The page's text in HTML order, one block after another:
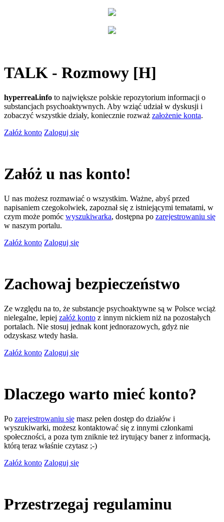
TALK - Rozmowy [H]
hyperreal.info to największe polskie repozytorium informacji o
substancjach psychoaktywnych. Aby wziąć udział w dyskusji i
zobaczyć wszystkie działy, koniecznie rozważ założenie konta.
Załóż konto Zaloguj się
Załóż u nas konto!
U nas możesz rozmawiać o wszystkim. Ważne, abyś przed
napisaniem czegokolwiek, zapoznał się z istniejącymi tematami, w
czym może pomóc wyszukiwarka, dostępna po zarejestrowaniu się
w naszym portalu.
Załóż konto Zaloguj się
Zachowaj bezpieczeństwo
Ze względu na to, że substancje psychoaktywne są w Polsce wciąż
nielegalne, lepiej załóż konto z innym nickiem niż na pozostałych
portalach. Nie stosuj jednak kont jednorazowych, gdyż nie
odzyskasz wtedy hasła.
Załóż konto Zaloguj się
Dlaczego warto mieć konto?
Po zarejestrowaniu się masz pełen dostęp do działów i
wyszukiwarki, możesz kontaktować się z innymi członkami
społeczności, a poza tym zniknie też irytujący baner z informacją,
którą teraz właśnie czytasz ;-)
Załóż konto Zaloguj się
Przestrzegaj regulaminu